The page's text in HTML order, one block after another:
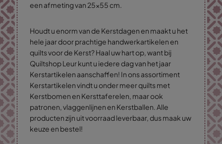
een afmeting van 25x55 cm.
Houdt u enorm van de Kerstdagen en maakt u het
hele jaar door prachtige handwerkartikelen en
quilts voor de Kerst? Haal uw hart op, want bij
Quiltshop Leur kunt u iedere dag van het jaar
Kerstartikelen aanschaffen! In ons assortiment
Kerstartikelen vindt u onder meer quilts met
Kerstbomen en Kersttaferelen, maar ook
patronen, vlaggenlijnen en Kerstballen. Alle
producten zijn uit voorraad leverbaar, dus maak uw
keuze en bestel!